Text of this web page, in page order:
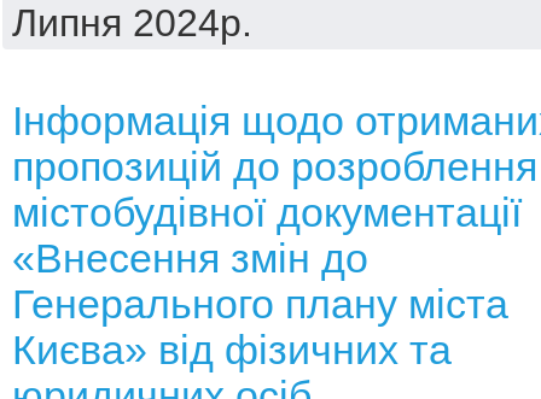
Липня 2024р.
Інформація щодо
пропозицій до розроблення
містобудівної документації
«Внесення змін до
Генерального плану міста
Києва» від фізичних та